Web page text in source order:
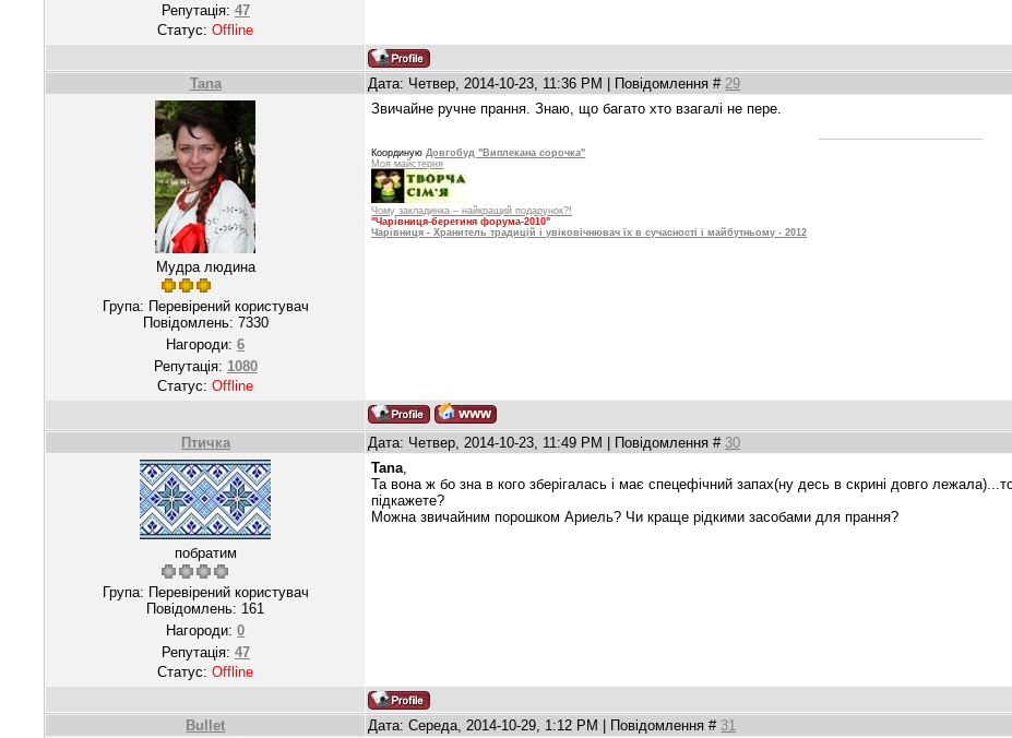
Репутація: 47
Статус:Offline
Tana Дата: Четвер, 2014-10-23, 11:36 PM | Повідомлення # 29
Мудра людина
Група: Перевірений користувач
Повідомлень: 7330
Нагороди:6
Репутація: 1080
Статус:Offline
Звичайне ручне прання. Знаю, що багато хто взагалі не пере.
Координую Довгобуд "Виплекана сорочка"
Моя майстерня
Чому закладинка – найкращий подарунок?!
"Чарівниця-берегиня форума-2010"
Чарівниця - Хранитель традицій і увіковічнювач їх в сучасності і майбутньому - 2012
Птичка Дата: Четвер, 2014-10-23, 11:49 PM | Повідомлення # 30
побратим
Група: Перевірений користувач
Повідомлень: 161
Нагороди:0
Репутація: 47
Статус:Offline
Tana
Та вона ж бо зна в кого зберігалась і має спецефічний запах(ну десь в скрині довго
підкажете?
Можна звичайним порошком Ариель? Чи краще рідкими засобами для прання?
Bullet Дата: Середа, 2014-10-29, 1:12 PM | Повідомлення # 31